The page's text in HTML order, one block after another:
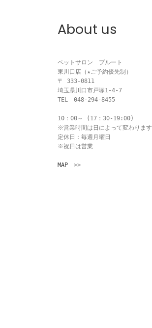
シ
ョ
ン
About us
ペットサロン　プルート
東川口店（★ご予約優先制）
〒 333-0811
埼玉県川口市戸塚1-4-7
TEL　048-294-8455
10：00～ (17：30-19:00)
※営業時間は日によって変わります
定休日：毎週月曜日
※祝日は営業
MAP >>